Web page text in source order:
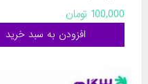
100,000 تومان